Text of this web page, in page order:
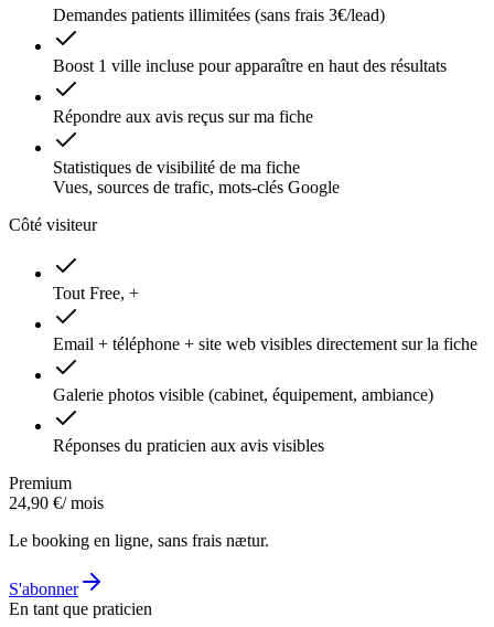
Demandes patients illimitées (sans frais 3€/lead)
Boost 1 ville incluse pour apparaître en haut des résultats
Répondre aux avis reçus sur ma fiche
Statistiques de visibilité de ma fiche
Vues, sources de trafic, mots-clés Google
Côté visiteur
Tout Free, +
Email + téléphone + site web visibles directement sur la fiche
Galerie photos visible (cabinet, équipement, ambiance)
Réponses du praticien aux avis visibles
Premium
24,90 €/ mois
Le booking en ligne, sans frais nætur.
S'abonner
En tant que praticien